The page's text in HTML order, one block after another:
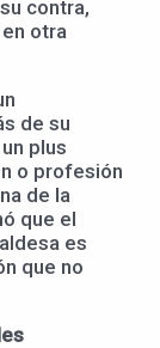
contra,
otra
de su
plus
o profesión
de la
que el
es
que no